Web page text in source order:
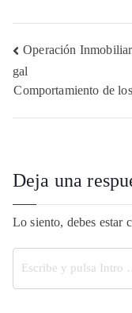
Operación
gal
Comportamiento de
Deja una
Lo siento, debes estar